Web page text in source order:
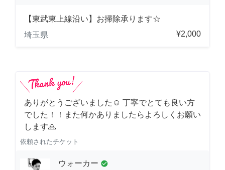
【東武東上線沿い】お掃除承ります☆
埼玉県
¥2,000
ありがとうございました☺️ 丁寧でとても良い方
でした！！また何かありましたらよろしくお願い
します🙏
依頼されたチケット
ウォーカー check_circle